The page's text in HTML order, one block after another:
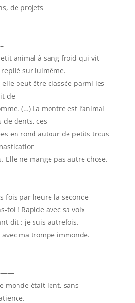
de projets
animal à sang froid qui vit
sur luimême.
peut être classée parmi les
de
(…) La montre est l’animal
de dents, ces
en rond autour de petits trous
Elle ne mange pas autre chose.
fois par heure la seconde
toi ! Rapide avec sa voix
dit : je suis autrefois.
avec ma trompe immonde.
monde était lent, sans